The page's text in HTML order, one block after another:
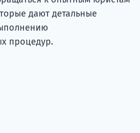
дают детальные
процедур.